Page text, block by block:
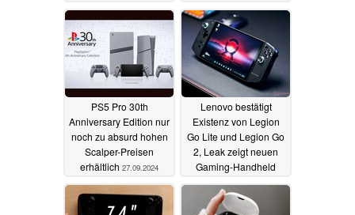
PS5 Pro 30th
Anniversary Edition nur
noch zu absurd hohen
Scalper-Preisen
erhältlich 27.09.2024
Lenovo bestätigt
Existenz von Legion
Go Lite und Legion Go
2, Leak zeigt neuen
Gaming-Handheld
27.09.2024